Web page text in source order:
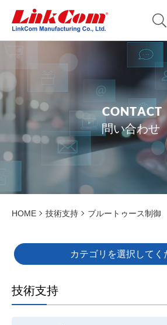
CO NTACT
問い合わせ
HOME 技術支持 ブルートゥース制御
カテゴリを選択してく
技術支持